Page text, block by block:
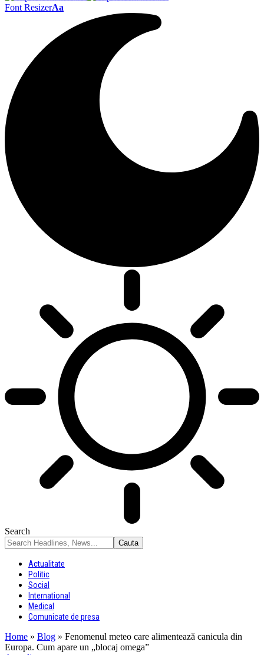
Font ResizerAa
Search
Actualitate
Politic
Social
International
Medical
Comunicate de presa
Home » Blog » Fenomenul meteo care alimentează canicula din
Europa. Cum apare un „blocaj omega”